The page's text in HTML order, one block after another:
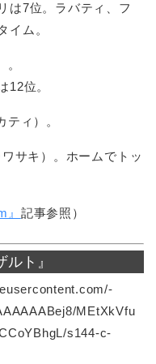
は7位。ラバティ、フ
イム。
12位。
ィ）。
サキ）。ホームでトッ
』 記事参照）
ト』
MEtXkVfu
s144-c-